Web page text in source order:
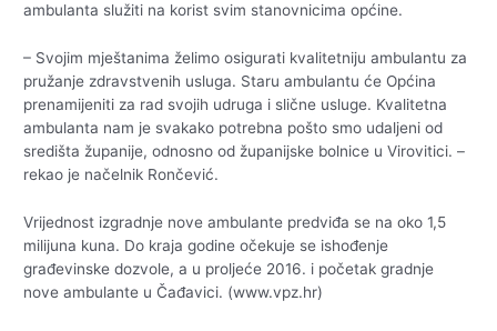
ambulanta služiti na korist svim stanovnicima općine.
– Svojim mještanima želimo osigurati kvalitetniju ambulantu za
pružanje zdravstvenih usluga. Staru ambulantu će Općina
prenamijeniti za rad svojih udruga i slične usluge. Kvalitetna
ambulanta nam je svakako potrebna pošto smo udaljeni od
središta županije, odnosno od županijske bolnice u Virovitici. –
rekao je načelnik Rončević.
Vrijednost izgradnje nove ambulante predviđa se na oko 1,5
milijuna kuna. Do kraja godine očekuje se ishođenje
građevinske dozvole, a u proljeće 2016. i početak gradnje
nove ambulante u Čađavici. (www.vpz.hr)